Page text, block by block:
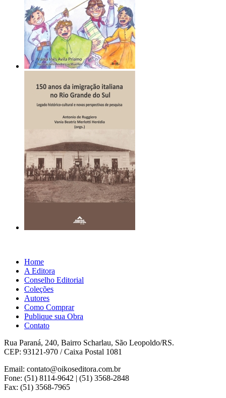
Home
A Editora
Conselho Editorial
Coleções
Autores
Como Comprar
Publique sua Obra
Contato
Rua Paraná, 240, Bairro Scharlau, São Leopoldo/RS.
CEP: 93121-970 / Caixa Postal 1081
Email: contato@oikoseditora.com.br
Fone: (51) 8114-9642 | (51) 3568-2848
Fax: (51) 3568-7965